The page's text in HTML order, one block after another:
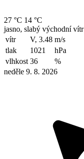
27 °C 14 °C
jasno, slabý východní vítr
vítr
V, 3.48 m/s
tlak
1021
hPa
vlhkost 36
%
neděle 9. 8. 2026